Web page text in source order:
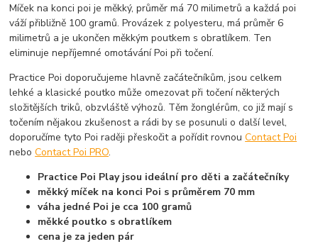
Míček na konci poi je měkký, průměr má 70 milimetrů a každá poi
váží přibližně 100 gramů. Provázek z polyesteru, má průměr 6
milimetrů a je ukončen měkkým poutkem s obratlíkem. Ten
eliminuje nepříjemné omotávání Poi při točení.
Practice Poi doporučujeme hlavně začátečníkům, jsou celkem
lehké a klasické poutko může omezovat při točení některých
složitějších triků, obzvláště výhozů. Těm žonglérům, co již mají s
točením nějakou zkušenost a rádi by se posunuli o další level,
doporučíme tyto Poi raději přeskočit a pořídit rovnouContact Poi
neboContact Poi PRO.
Practice Poi Play jsou ideální pro děti a začátečníky
měkký míček na konci Poi s průměrem 70 mm
váha jedné Poi je cca 100 gramů
měkké poutko s obratlíkem
cena je za jeden pár